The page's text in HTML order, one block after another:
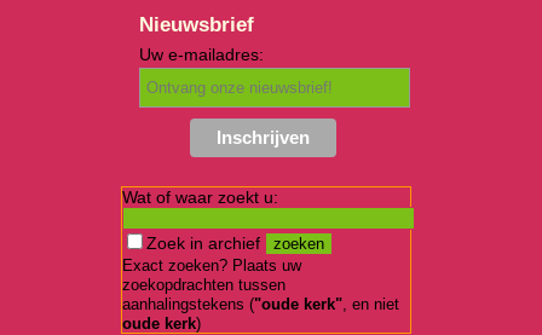
Nieuwsbrief
Uw e-mailadres:
Wat of waar zoekt u:
Zoek in archief
Exact zoeken? Plaats uw
zoekopdrachten tussen
aanhalingstekens ("oude kerk", en niet
oude kerk)